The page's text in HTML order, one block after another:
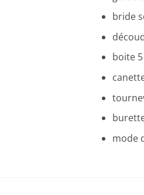
bride
boite
mode